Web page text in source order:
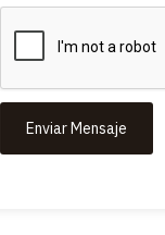
Enviar Mensaje